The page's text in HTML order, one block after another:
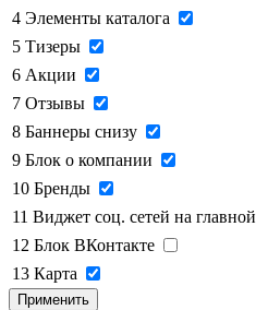
4 Элементы каталога
5 Тизеры
6 Акции
7 Отзывы
8 Баннеры снизу
9 Блок о компании
10 Бренды
11 Виджет соц. сетей на главной
12 Блок ВКонтакте
13 Карта
Применить